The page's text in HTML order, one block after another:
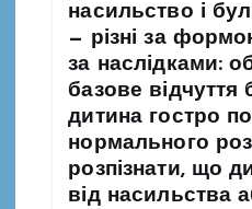
насильство і
— різні за
за наслідками:
базове відчуття
дитина гостро
нормального
розпізнати, що
від насильства